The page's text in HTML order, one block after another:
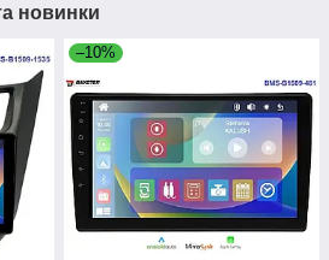
новинки
–10%